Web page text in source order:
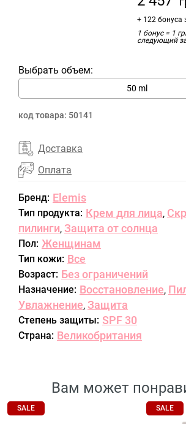
+ 122 бонуса
1 бонус = 1
следующий
Выбрать объем:
50 ml
код товара: 50141
Доставка
Оплата
Бренд: Elemis
Тип продукта: Крем для лица,
пилинги, Защита от солнца
Пол: Женщинам
Тип кожи: Все
Возраст: Без ограничений
Назначение: Восстановление,
Увлажнение, Защита
Степень защиты: SPF 30
Страна: Великобритания
Вам может
SALE SALE